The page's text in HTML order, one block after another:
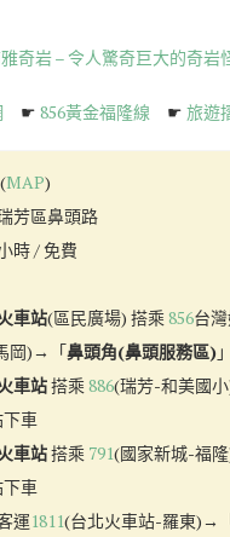
雅奇岩 – 令人驚奇巨大的奇岩
☛ 856黃金福隆線 ☛ 旅遊
(MAP)
芳區鼻頭路
時 / 免費
車站(區民廣場) 搭乘 856台
岡)→「鼻頭角(鼻頭服務區)
站搭乘 886(瑞芳-和美國
下車
站搭乘 791(國家新城-福
下車
運1811(台北火車站-羅東)→